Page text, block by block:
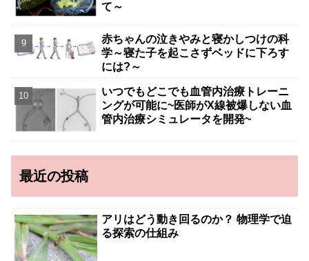
て～
赤ちゃんの泣きやみと寝かしつけの科
学～寝た子を起こさずベッドに下ろす
には?～
いつでもどこでも血管内治療トレーニ
ングが可能に~医師がX線被爆しない血
管内治療シミュレータを開発~
最近の投稿
アリはどう動き回るのか？ 物理学で迫
る探索の仕組み